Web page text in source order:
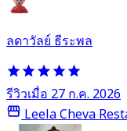
ลดาวัลย์ ธีระพล
รีวิวเมื่อ 27 ก.ค. 2026
Leela Cheva